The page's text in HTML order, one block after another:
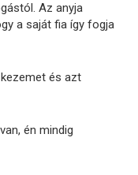
Az anyja
a saját fia így fogja
és azt
én mindig